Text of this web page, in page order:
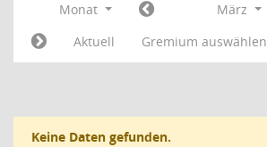
Monat März
Aktuell
Gremium auswählen
Keine Daten gefunden.